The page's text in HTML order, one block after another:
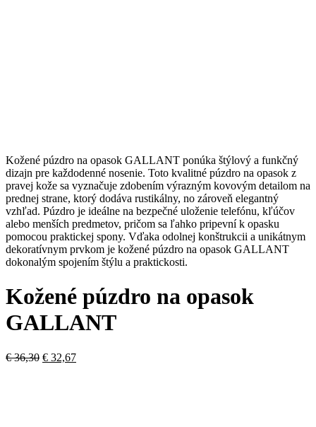
Kožené púzdro na opasok GALLANT ponúka štýlový a funkčný
dizajn pre každodenné nosenie. Toto kvalitné púzdro na opasok z
pravej kože sa vyznačuje zdobením výrazným kovovým detailom na
prednej strane, ktorý dodáva rustikálny, no zároveň elegantný
vzhľad. Púzdro je ideálne na bezpečné uloženie telefónu, kľúčov
alebo menších predmetov, pričom sa ľahko pripevní k opasku
pomocou praktickej spony. Vďaka odolnej konštrukcii a unikátnym
dekoratívnym prvkom je kožené púzdro na opasok GALLANT
dokonalým spojením štýlu a praktickosti.
Kožené púzdro na opasok
GALLANT
€36,30 Pôvodná
€ 32,67Aktuálna